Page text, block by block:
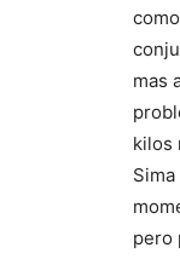
mas
kilos
pero